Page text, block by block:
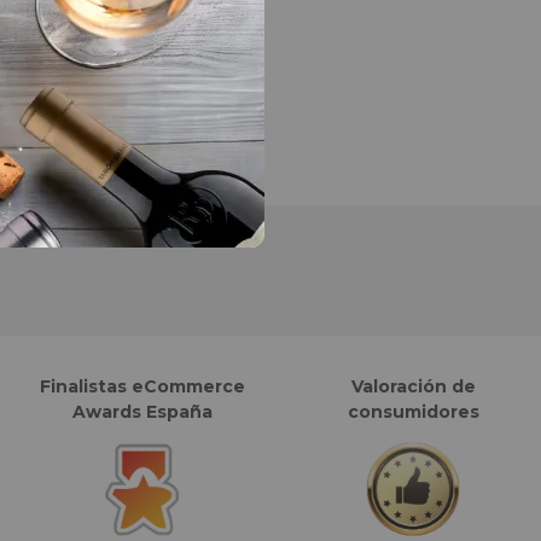
Finalistas eCommerce
Awards España
Valoración de
consumidores